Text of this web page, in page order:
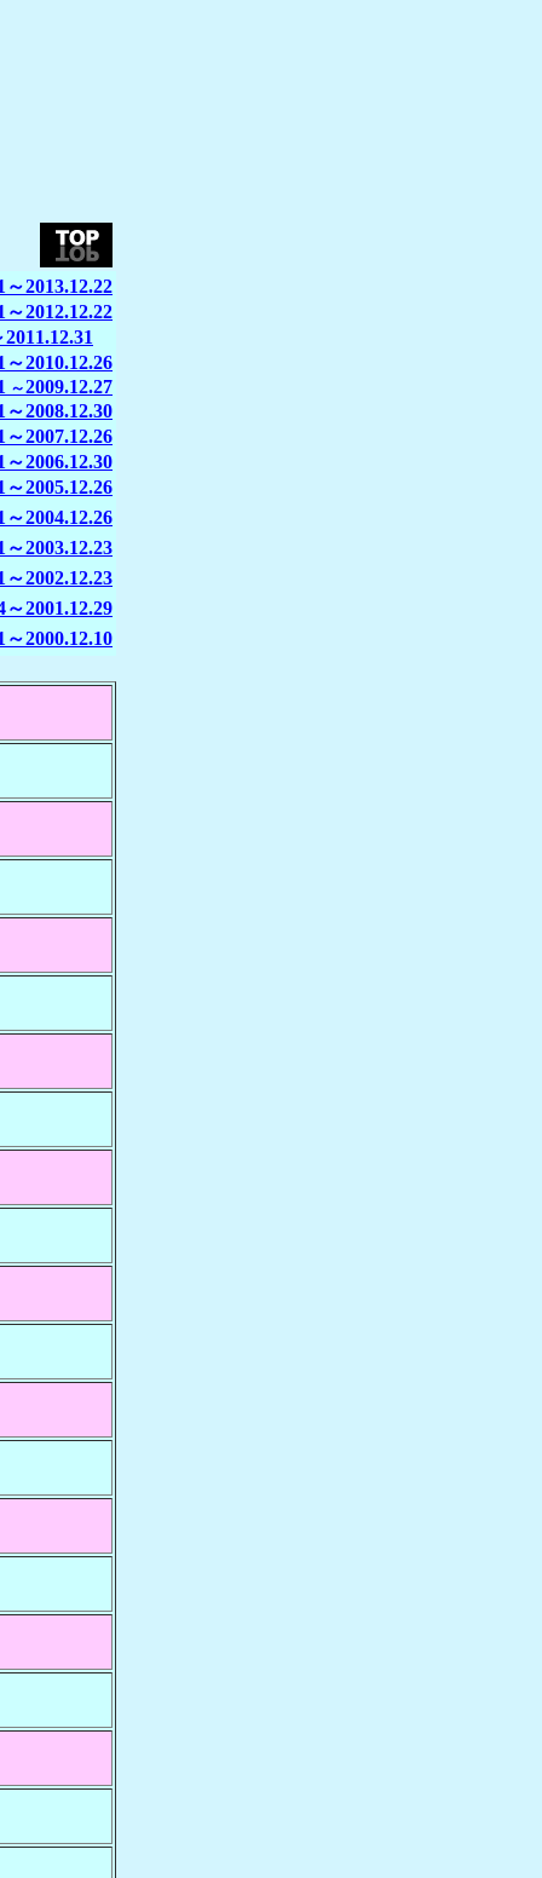
～2013.12.22
～2012.12.22
～2010.12.26
～2009.12.27
～2008.12.30
～2007.12.26
～2006.12.30
～2005.12.26
～2004.12.26
～2003.12.23
～2002.12.23
～2001.12.29
～2000.12.10